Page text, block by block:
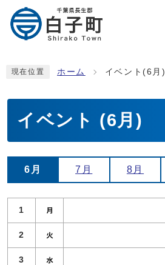
現在位置 ホーム イベント(6月)
イベント (6月)
6月 7月 8月
今月の本日以降のイベント
1
2
3